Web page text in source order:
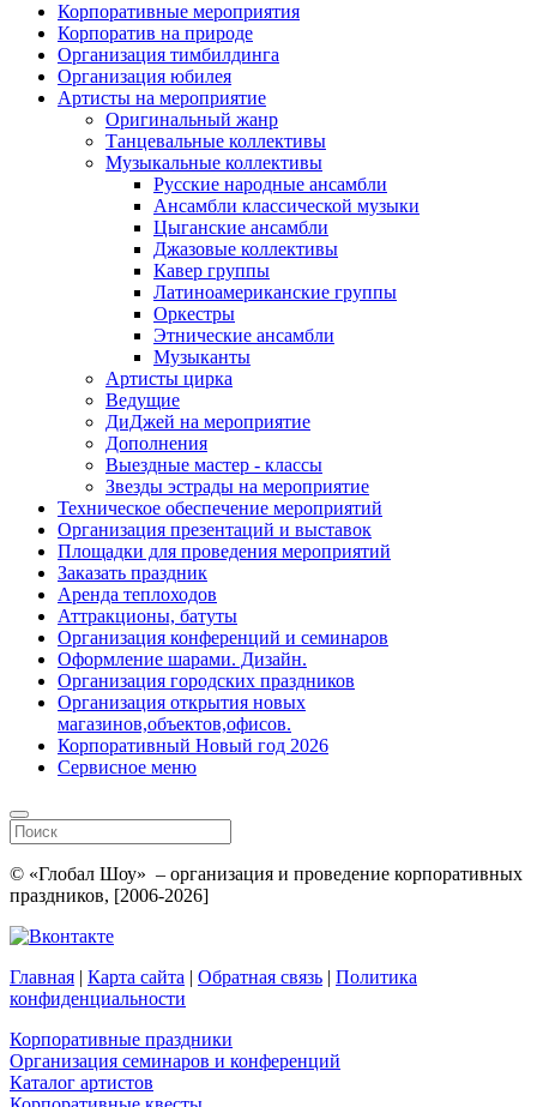
Корпоративные мероприятия
Корпоратив на природе
Организация тимбилдинга
Организация юбилея
Артисты на мероприятие
Оригинальный жанр
Танцевальные коллективы
Музыкальные коллективы
Русские народные ансамбли
Ансамбли классической музыки
Цыганские ансамбли
Джазовые коллективы
Кавер группы
Латиноамериканские группы
Оркестры
Этнические ансамбли
Музыканты
Артисты цирка
Ведущие
ДиДжей на мероприятие
Дополнения
Выездные мастер - классы
Звезды эстрады на мероприятие
Техническое обеспечение мероприятий
Организация презентаций и выставок
Площадки для проведения мероприятий
Заказать праздник
Аренда теплоходов
Аттракционы, батуты
Организация конференций и семинаров
Оформление шарами. Дизайн.
Организация городских праздников
Организация открытия новых
магазинов,объектов,офисов.
Корпоративный Новый год 2026
Сервисное меню
© «Глобал Шоу» – организация и проведение корпоративных
праздников, [2006-2026]
Главная | Карта сайта | Обратная связь | Политика
конфиденциальности
Корпоративные праздники
Организация семинаров и конференций
Каталог артистов